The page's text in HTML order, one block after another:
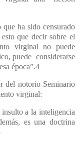
ha sido censurado
que decir sobre el
virginal no puede
puede considerarse
época”.4
del notorio Seminario
virginal:
a la inteligencia
es una doctrina